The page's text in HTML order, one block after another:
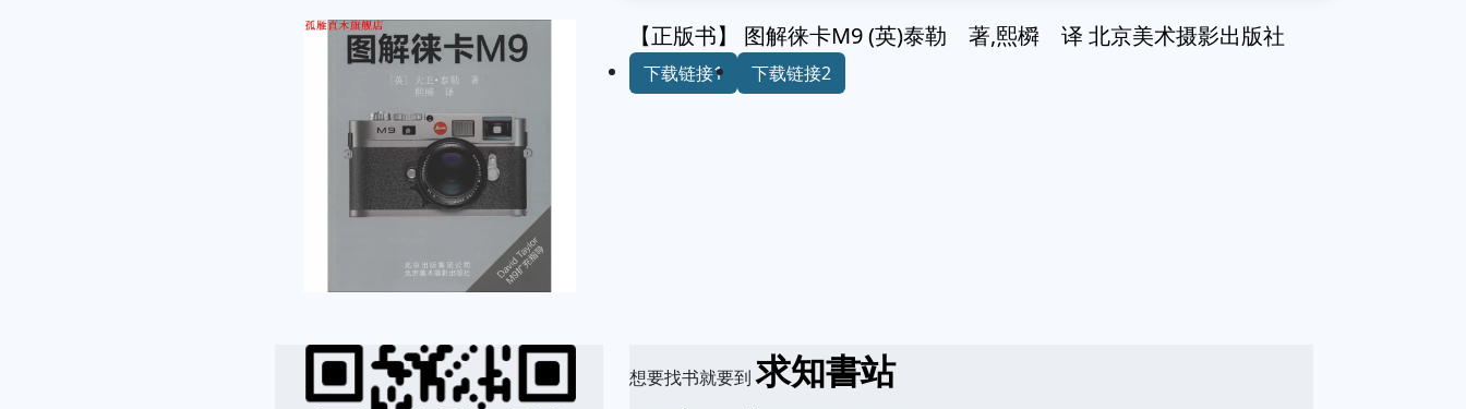
【正版书】 图解徕卡M9 (英)泰勒 著,熙橓 译 北京美术摄影出版社
下载链接1 下载链接2
想要找书就要到求知書站